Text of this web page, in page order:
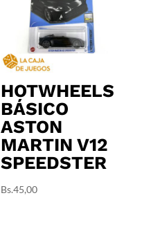
HOTWHEELS
BÁSICO
ASTON
MARTIN V12
SPEEDSTER
Bs.45,00